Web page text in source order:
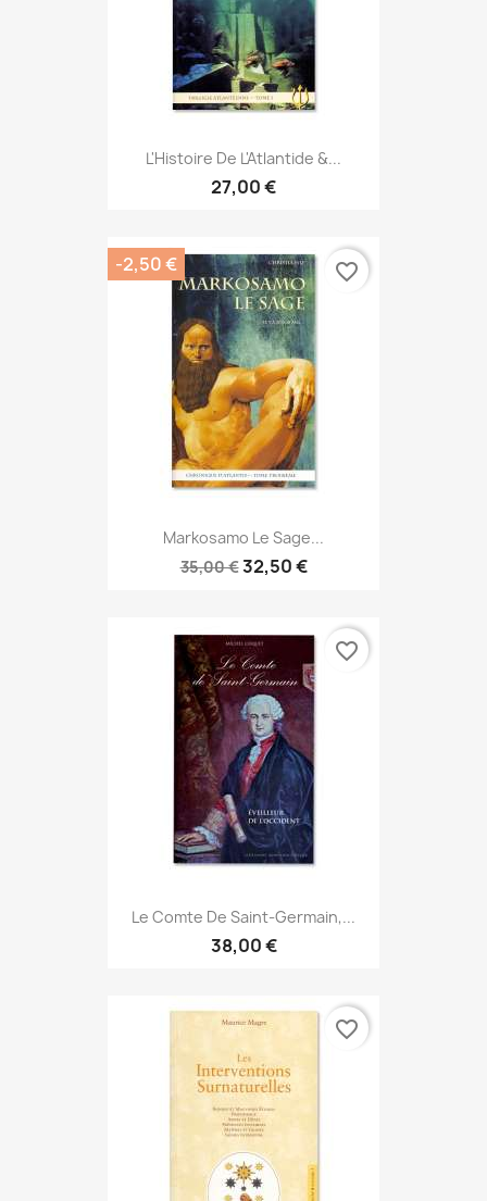
L'Histoire De L'Atlantide &...
27,00 €
Markosamo Le Sage...
35,00 €32,50 €
-2,50 € favorite_border
Le Comte De Saint-Germain,...
38,00 €
favorite_border
favorite_border